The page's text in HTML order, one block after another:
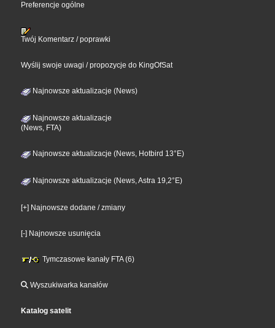
Preferencje ogólne
Twój Komentarz / poprawki
Wyślij swoje uwagi / propozycje do KingOfSat
Najnowsze aktualizacje (News)
Najnowsze aktualizacje
(News, FTA)
Najnowsze aktualizacje (News, Hotbird 13°E)
Najnowsze aktualizacje (News, Astra 19,2°E)
[+] Najnowsze dodane / zmiany
[-] Najnowsze usunięcia
Tymczasowe kanały FTA (6)
Wyszukiwarka kanałów
Katalog satelit